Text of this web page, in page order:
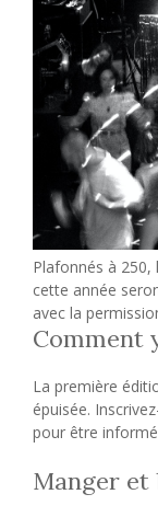
Plafonnés à
cette année
avec la
Comment
La première
épuisée.
pour être
Manger et